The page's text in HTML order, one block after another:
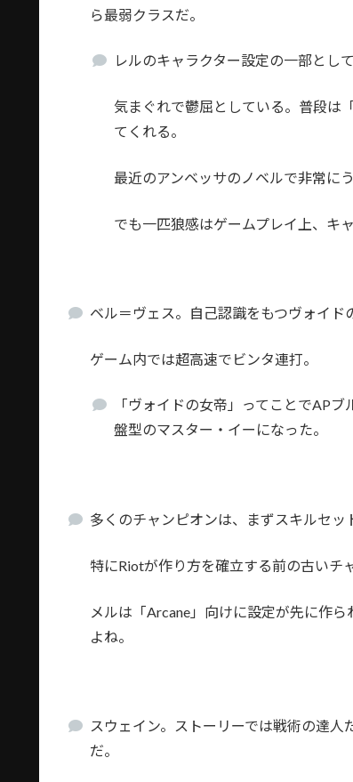
ら最弱クラスだ。
レルのキャラクター設定の一部とし
気まぐれで鬱屈としている。普段は
てくれる。
最近のアンベッサのノベルで非常に
でも一匹狼感はゲームプレイ上、キ
ベル＝ヴェス。自己認識をもつヴォイド
ゲーム内では超高速でビンタ連打。
「ヴォイドの女帝」ってことでAP
盤型のマスター・イーになった。
多くのチャンピオンは、まずスキルセッ
特にRiotが作り方を確立する前の古いチ
メルは「Arcane」向けに設定が先に作
よね。
スウェイン。ストーリーでは戦術の達
だ。